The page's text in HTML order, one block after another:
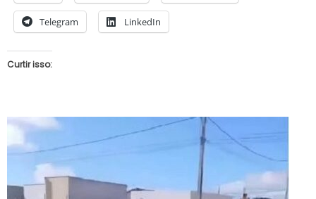
Telegram LinkedIn
Curtir isso: